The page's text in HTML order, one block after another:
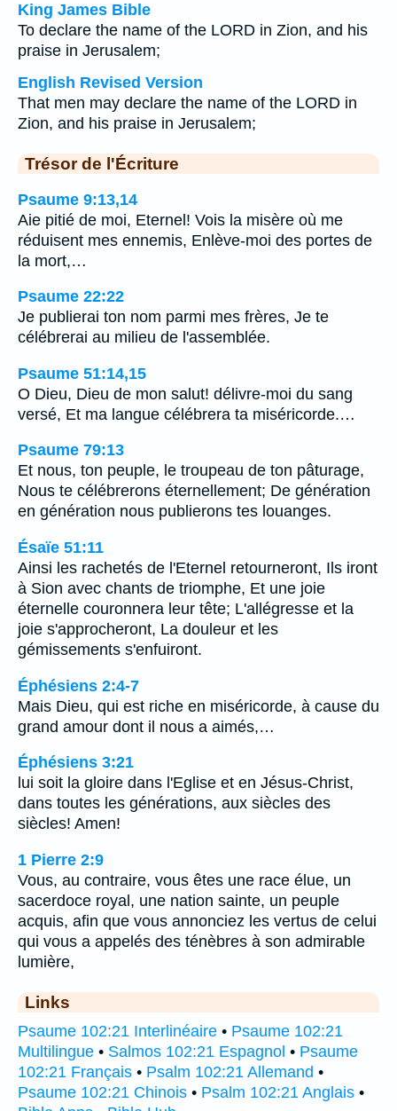
King James Bible
To declare the name of the LORD in Zion, and his
praise in Jerusalem;
English Revised Version
That men may declare the name of the LORD in
Zion, and his praise in Jerusalem;
Trésor de l'Écriture
Psaume 9:13,14
Aie pitié de moi, Eternel! Vois la misère où me
réduisent mes ennemis, Enlève-moi des portes de
la mort,…
Psaume 22:22
Je publierai ton nom parmi mes frères, Je te
célébrerai au milieu de l'assemblée.
Psaume 51:14,15
O Dieu, Dieu de mon salut! délivre-moi du sang
versé, Et ma langue célébrera ta miséricorde.…
Psaume 79:13
Et nous, ton peuple, le troupeau de ton pâturage,
Nous te célébrerons éternellement; De génération
en génération nous publierons tes louanges.
Ésaïe 51:11
Ainsi les rachetés de l'Eternel retourneront, Ils iront
à Sion avec chants de triomphe, Et une joie
éternelle couronnera leur tête; L'allégresse et la
joie s'approcheront, La douleur et les
gémissements s'enfuiront.
Éphésiens 2:4-7
Mais Dieu, qui est riche en miséricorde, à cause du
grand amour dont il nous a aimés,…
Éphésiens 3:21
lui soit la gloire dans l'Eglise et en Jésus-Christ,
dans toutes les générations, aux siècles des
siècles! Amen!
1 Pierre 2:9
Vous, au contraire, vous êtes une race élue, un
sacerdoce royal, une nation sainte, un peuple
acquis, afin que vous annonciez les vertus de celui
qui vous a appelés des ténèbres à son admirable
lumière,
Links
Psaume 102:21 Interlinéaire • Psaume 102:21
Multilingue • Salmos 102:21 Espagnol • Psaume
102:21 Français • Psalm 102:21 Allemand •
Psaume 102:21 Chinois • Psalm 102:21 Anglais •